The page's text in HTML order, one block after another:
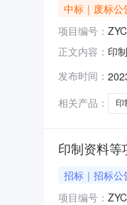
中标｜废标公
项目编号：
正文内容： 印
起
发布时间：
相关产品：
印
印制资料
招标｜招标公
项目编号：